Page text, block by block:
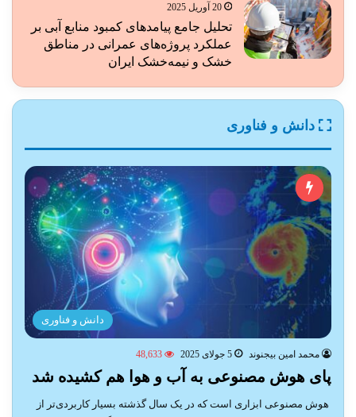
20 آوریل 2025
تحلیل جامع پیامدهای کمبود منابع آبی بر
عملکرد پروژه‌های عمرانی در مناطق
خشک و نیمه‌خشک ایران
دانش و فناوری
دانش و فناوری
محمد امین بیجنوند 5 جولای 2025 48,633
پای هوش مصنوعی به آب و هوا هم کشیده شد
هوش مصنوعی ابزاری است که در یک سال گذشته بسیار کاربردی‌تر از